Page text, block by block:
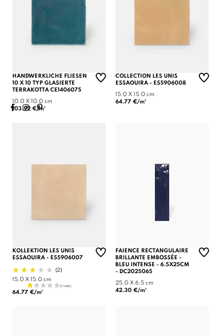
HANDWERKLICHE FLIESEN
10 X 10 TYP GLASIERTE
TERRAKOTTA CE1406075
10.0 X 10.0 cm
103.92 €/m²
COLLECTION LES UNIS
ESSAOUIRA - ES5906008
15.0 X 15.0 cm
64.77 €/m²
KOLLEKTION LES UNIS
ESSAOUIRA - ES5906007
(2)
15.0 X 15.0 cm
64.77 €/m²
FAIENCE RECTANGULAIRE
BRILLANTE EMBOSSÉE -
BLEU INTENSE - 6.5X25CM
- DC2025065
25.0 X 6.5 cm
42.30 €/m²